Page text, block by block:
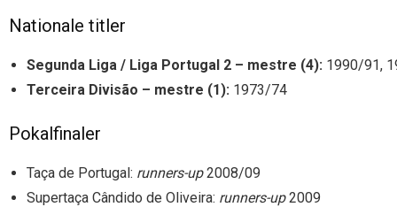
Nationale titler
Segunda Liga / Liga Portugal 2 – mestre (4): 1990/91,
Terceira Divisão – mestre (1): 1973/74
Pokalfinaler
Taça de Portugal: runners-up2008/09
Supertaça Cândido de Oliveira: runners-up2009